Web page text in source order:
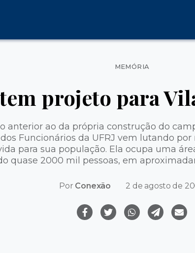
Categorias
MEMÓRIA
projeto para
anterior ao da própria construção do
Funcionários da UFRJ vem lutando
para sua população. Ela ocupa uma
quase 2000 mil pessoas, em
Por Conexão 2 de agosto de